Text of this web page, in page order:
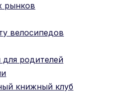
рынков
велосипедов
родителей
книжный клуб